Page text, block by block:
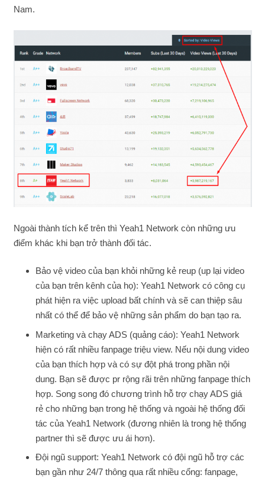
Nam.
Ngoài thành tích kể trên thì Yeah1 Network còn những ưu
điểm khác khi bạn trở thành đối tác.
Bảo vệ video của bạn khỏi những kẻ reup (up lại video
của bạn trên kênh của họ): Yeah1 Network có công cụ
phát hiện ra việc upload bất chính và sẽ can thiệp sâu
nhất có thể để bảo vệ những sản phẩm do bạn tạo ra.
Marketing và chạy ADS (quảng cáo): Yeah1 Network
hiện có rất nhiều fanpage triệu view. Nếu nội dung video
của bạn thích hợp và có sự đột phá trong phần nội
dung. Bạn sẽ được pr rộng rãi trên những fanpage thích
hợp. Song song đó chương trình hỗ trợ chạy ADS giá
rẻ cho những bạn trong hệ thống và ngoài hệ thống đối
tác của Yeah1 Network (đương nhiên là trong hệ thống
partner thì sẽ được ưu ái hơn).
Đội ngũ support: Yeah1 Network có đội ngũ hỗ trợ các
bạn gần như 24/7 thông qua rất nhiều cổng: fanpage,